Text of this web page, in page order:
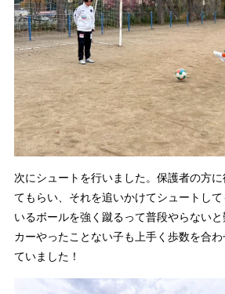
次にシュートを行いました。保護者の方
てもらい、それを追いかけてシュートし
いるボールを強く蹴るって普段やらない
カーやったことない子も上手く歩数を合
ていました！